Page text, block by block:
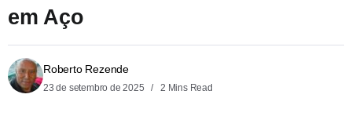
em Aço
Roberto Rezende
23 de setembro de 2025 2 Mins Read